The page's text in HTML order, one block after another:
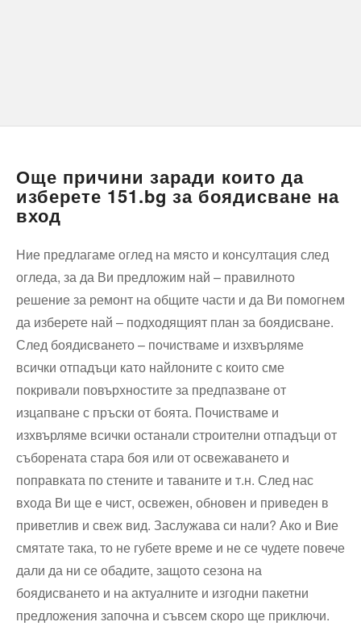
Още причини заради които да
изберете 151.bg за боядисване на
вход
Ние предлагаме оглед на място и консултация след
огледа, за да Ви предложим най – правилното
решение за ремонт на общите части и да Ви помогнем
да изберете най – подходящият план за боядисване.
След боядисването – почистваме и изхвърляме
всички отпадъци като найлоните с които сме
покривали повърхностите за предпазване от
изцапване с пръски от боята. Почистваме и
изхвърляме всички останали строителни отпадъци от
съборената стара боя или от освежаването и
поправката по стените и таваните и т.н. След нас
входа Ви ще е чист, освежен, обновен и приведен в
приветлив и свеж вид. Заслужава си нали? Ако и Вие
смятате така, то не губете време и не се чудете повече
дали да ни се обадите, защото сезона на
боядисването и на актуалните и изгодни пакетни
предложения започна и съвсем скоро ще приключи.